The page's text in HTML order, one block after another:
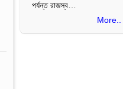
পর্যন্ত রাজস্ব…
More..